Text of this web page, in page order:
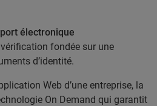
électronique
fondée sur une
d’identité.
Web d’une entreprise, la
On Demand qui garantit